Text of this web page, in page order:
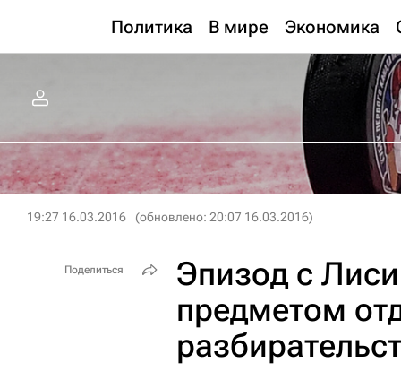
Политика В мире Экономика
19:27 16.03.2016 (обновлено: 20:07 16.03.2016)
Эпизод с
предметом
Поделиться